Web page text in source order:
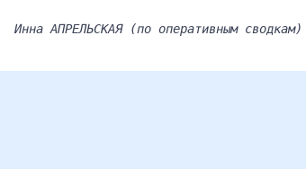
Инна АПРЕЛЬСКАЯ (по оперативным сводкам)